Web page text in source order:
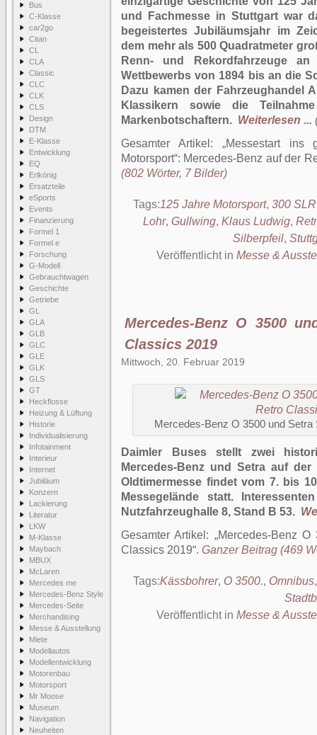
Bus
C-Klasse
car2go
Citan
CL
CLA
Classic
CLC
CLK
CLS
Design
DTM
E-Klasse
Entwicklung
EQ
Erlkönig
Ersatzteile
eSports
Events
Finanzierung
Formel 1
Formel e
Forschung
G-Modell
Gebrauchtwagen
Geschichte
Getriebe
GL
GLA
GLB
GLC
GLE
GLK
GLS
GT
Heckflosse
Heizung & Lüftung
Historie
Individualisierung
Infotainment
Interieur
Internet
Jubiläum
Konzern
Lackierung
Literatur
LKW
M-Klasse
Maybach
MBUX
McLaren
Mercedes me
Mercedes-Benz Style
Mercedes-Seite
Merchandising
Messe & Ausstellung
Miete
Modellautos
Modellentwicklung
Motorenbau
Motorsport
Mr Moose
Museum
Navigation
Neuheiten
und Fachmesse in Stuttgart war
begeistertes Jubiläumsjahr im
dem mehr als 500 Quadratmeter
Renn- und Rekordfahrzeuge
Wettbewerbs von 1894 bis an die
Dazu kamen der Fahrzeughandel
Klassikern sowie die
Markenbotschaftern. Weiterlesen ...
Gesamter Artikel:
Messestart ins
Motorsport“: Mercedes-Benz auf der
(802 Wörter, 7 Bilder)
Tags:125 Jahre Motorsport, 300 SLR
Lohr, Gullwing, Klaus Ludwig,
Silberpfeil,
Veröffentlicht in Messe &
Mercedes-Benz O 3500
Classics 2019
Mittwoch, 20. Februar 2019
Mercedes-Benz O 3500 und
Daimler Buses stellt zwei
Mercedes-Benz und Setra auf
Oldtimermesse findet vom 7. bis
Messegelände statt.
Nutzfahrzeughalle 8, Stand B 53.
Gesamter Artikel:
Mercedes-Benz
Classics 2019 . Ganzer Beitrag (469
Tags:Kässbohrer, O 3500., Omnibus
Veröffentlicht in Messe &